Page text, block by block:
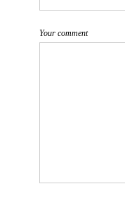
Your comment